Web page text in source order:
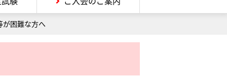
が困難な方へ